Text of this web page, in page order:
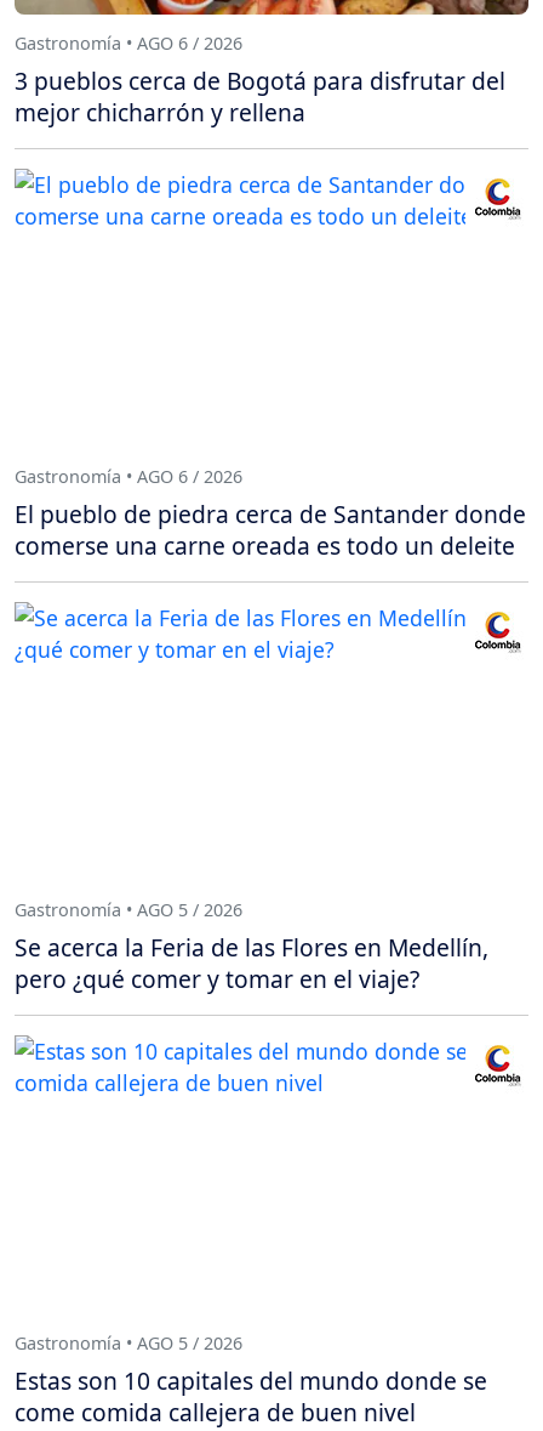
Gastronomía • AGO 6 / 2026
3 pueblos cerca de Bogotá para disfrutar del
mejor chicharrón y rellena
Gastronomía • AGO 6 / 2026
El pueblo de piedra cerca de Santander donde
comerse una carne oreada es todo un deleite
Gastronomía • AGO 5 / 2026
Se acerca la Feria de las Flores en Medellín,
pero ¿qué comer y tomar en el viaje?
Gastronomía • AGO 5 / 2026
Estas son 10 capitales del mundo donde se
come comida callejera de buen nivel